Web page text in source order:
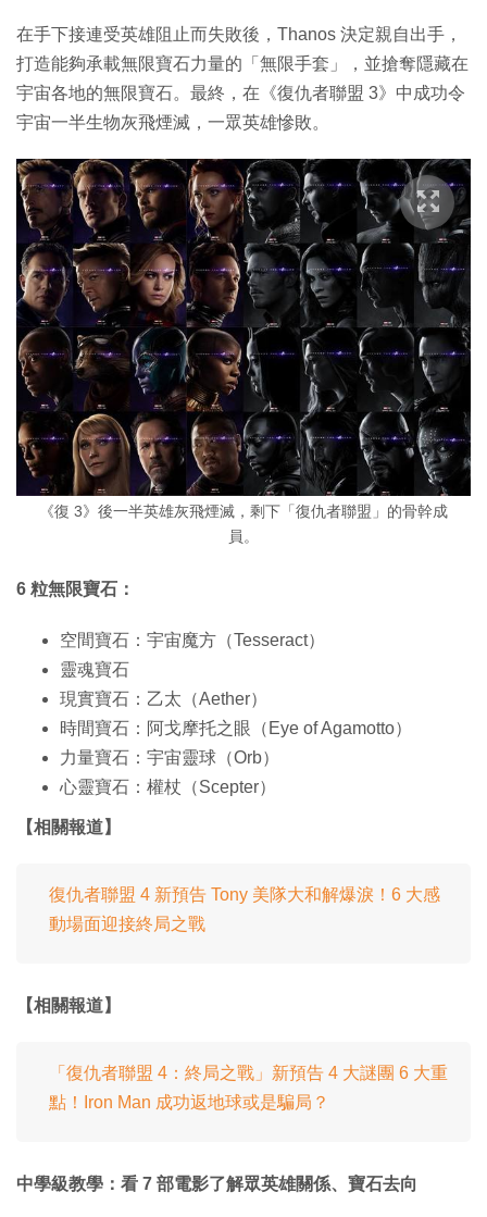
在手下接連受英雄阻止而失敗後，Thanos 決定親自出手，
打造能夠承載無限寶石力量的「無限手套」，並搶奪隱藏在
宇宙各地的無限寶石。最終，在《復仇者聯盟 3》中成功令
宇宙一半生物灰飛煙滅，一眾英雄慘敗。
《復 3》後一半英雄灰飛煙滅，剩下「復仇者聯盟」的骨幹成
員。
6 粒無限寶石：
空間寶石：宇宙魔方（Tesseract）
靈魂寶石
現實寶石：乙太（Aether）
時間寶石：阿戈摩托之眼（Eye of Agamotto）
力量寶石：宇宙靈球（Orb）
心靈寶石：權杖（Scepter）
【相關報道】
復仇者聯盟 4 新預告 Tony 美隊大和解爆淚！6 大感
動場面迎接終局之戰
【相關報道】
「復仇者聯盟 4：終局之戰」新預告 4 大謎團 6 大重
點！Iron Man 成功返地球或是騙局？
中學級教學：看 7 部電影了解眾英雄關係、寶石去向